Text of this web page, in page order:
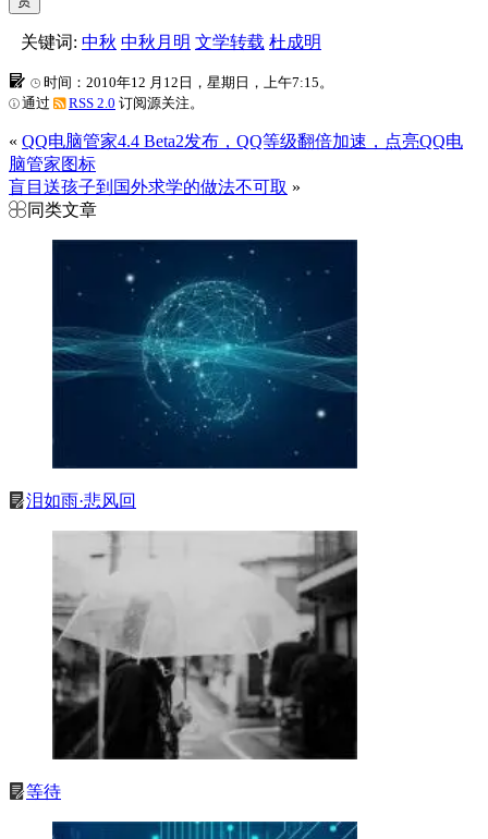
关键词: 中秋 中秋月明 文学转载 杜成明
时间：2010年12 月12日，星期日，上午7:15。
通过
RSS 2.0 订阅源关注。
« QQ电脑管家4.4 Beta2发布，QQ等级翻倍加速，点亮QQ电
脑管家图标
盲目送孩子到国外求学的做法不可取 »
同类文章
泪如雨·悲风回
等待